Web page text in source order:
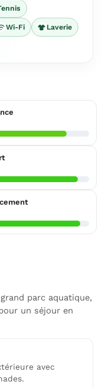
Wi-Fi Laverie
parc aquatique,
un séjour en
avec